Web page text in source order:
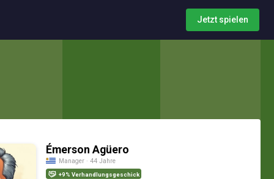
Jetzt spielen
Émerson Agüero
Manager · 44 Jahre
+9% Verhandlungsgeschick